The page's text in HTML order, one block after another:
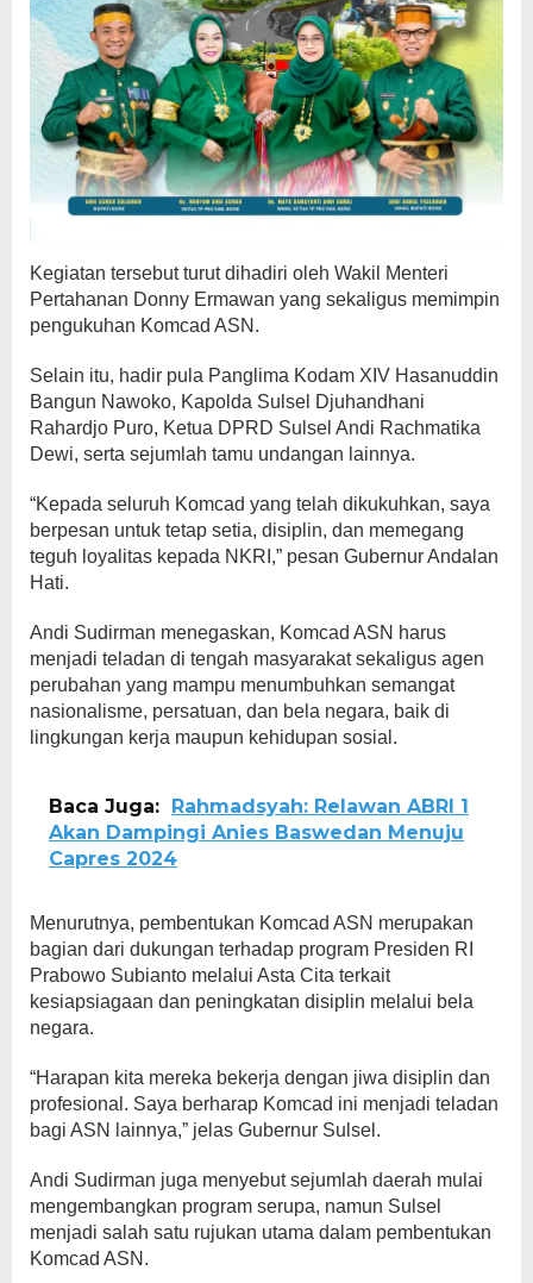
Kegiatan tersebut turut dihadiri oleh Wakil Menteri
Pertahanan Donny Ermawan yang sekaligus memimpin
pengukuhan Komcad ASN.
Selain itu, hadir pula Panglima Kodam XIV Hasanuddin
Bangun Nawoko, Kapolda Sulsel Djuhandhani
Rahardjo Puro, Ketua DPRD Sulsel Andi Rachmatika
Dewi, serta sejumlah tamu undangan lainnya.
“Kepada seluruh Komcad yang telah dikukuhkan, saya
berpesan untuk tetap setia, disiplin, dan memegang
teguh loyalitas kepada NKRI,” pesan Gubernur Andalan
Hati.
Andi Sudirman menegaskan, Komcad ASN harus
menjadi teladan di tengah masyarakat sekaligus agen
perubahan yang mampu menumbuhkan semangat
nasionalisme, persatuan, dan bela negara, baik di
lingkungan kerja maupun kehidupan sosial.
Baca Juga:
Rahmadsyah: Relawan ABRI 1
Akan Dampingi Anies Baswedan Menuju
Capres 2024
Menurutnya, pembentukan Komcad ASN merupakan
bagian dari dukungan terhadap program Presiden RI
Prabowo Subianto melalui Asta Cita terkait
kesiapsiagaan dan peningkatan disiplin melalui bela
negara.
“Harapan kita mereka bekerja dengan jiwa disiplin dan
profesional. Saya berharap Komcad ini menjadi teladan
bagi ASN lainnya,” jelas Gubernur Sulsel.
Andi Sudirman juga menyebut sejumlah daerah mulai
mengembangkan program serupa, namun Sulsel
menjadi salah satu rujukan utama dalam pembentukan
Komcad ASN.